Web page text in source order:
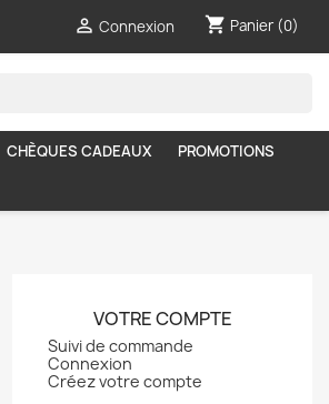
 Connexion shopping_cart Panier (0)
CHÈQUES CADEAUX
PROMOTIONS
VOTRE COMPTE
Suivi de commande
Connexion
Créez votre compte